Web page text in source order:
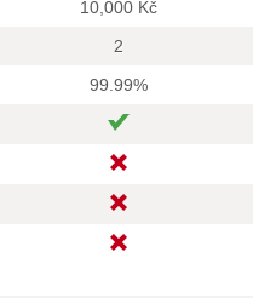
10,000 Kč
2
99.99%